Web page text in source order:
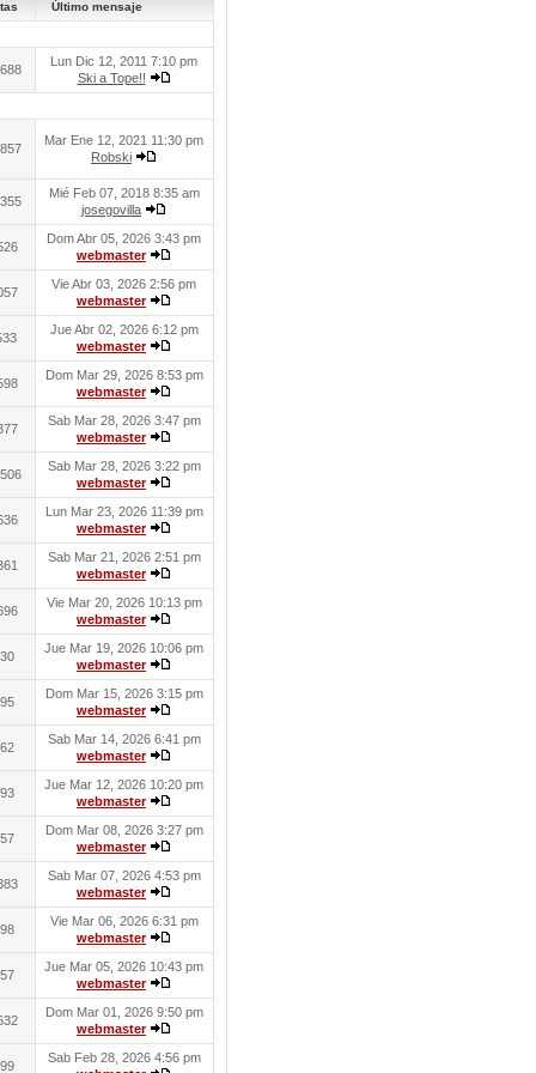
Último mensaje
Lun Dic 12, 2011 7:10 pm
Ski a Tope!!
Mar Ene 12, 2021 11:30 pm
Robski
Mié Feb 07, 2018 8:35 am
josegovilla
Dom Abr 05, 2026 3:43 pm
webmaster
Vie Abr 03, 2026 2:56 pm
webmaster
Jue Abr 02, 2026 6:12 pm
webmaster
Dom Mar 29, 2026 8:53 pm
webmaster
Sab Mar 28, 2026 3:47 pm
webmaster
Sab Mar 28, 2026 3:22 pm
webmaster
Lun Mar 23, 2026 11:39 pm
webmaster
Sab Mar 21, 2026 2:51 pm
webmaster
Vie Mar 20, 2026 10:13 pm
webmaster
Jue Mar 19, 2026 10:06 pm
webmaster
Dom Mar 15, 2026 3:15 pm
webmaster
Sab Mar 14, 2026 6:41 pm
webmaster
Jue Mar 12, 2026 10:20 pm
webmaster
Dom Mar 08, 2026 3:27 pm
webmaster
Sab Mar 07, 2026 4:53 pm
webmaster
Vie Mar 06, 2026 6:31 pm
webmaster
Jue Mar 05, 2026 10:43 pm
webmaster
Dom Mar 01, 2026 9:50 pm
webmaster
Sab Feb 28, 2026 4:56 pm